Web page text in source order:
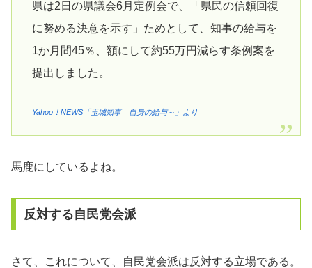
県は2日の県議会6月定例会で、「県民の信頼回復
に努める決意を示す」ためとして、知事の給与を
1か月間45％、額にして約55万円減らす条例案を
提出しました。
Yahoo！NEWS「玉城知事 自身の給与～」より
馬鹿にしているよね。
反対する自民党会派
さて、これについて、自民党会派は反対する立場である。